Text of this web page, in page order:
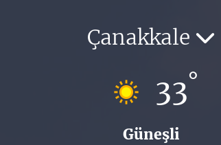
Çanakkale
33°
Güneşli